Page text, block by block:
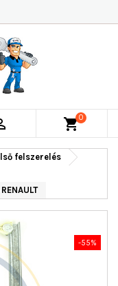
shopping_cart0
felszerelés
-55%